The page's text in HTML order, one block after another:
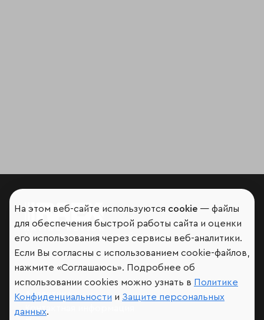
Мир сквозь призму рейтингов
Аналитика
Контактная информация
На этом веб-сайте используются cookie — файлы
для обеспечения быстрой работы сайта и оценки
его использования через сервисы веб-аналитики.
Если Вы согласны с использованием cookie-файлов,
нажмите «Соглашаюсь». Подробнее об
использовании cookies можно узнать в Политике
Конфиденциальности и Защите персональных
данных.